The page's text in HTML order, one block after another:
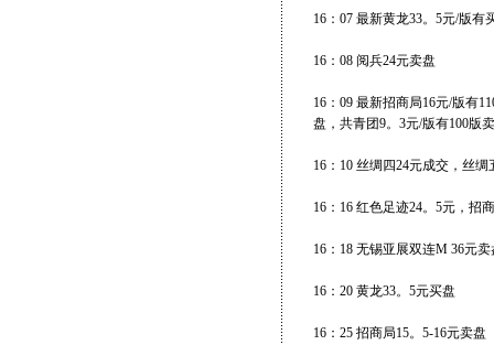
16：07 最新黄龙33。5元/版有
16：08 阅兵24元卖盘
16：09 最新招商局16元/版有
盘，共青团9。3元/版有100版
16：10 丝绸四24元成交，丝
16：16 红色足迹24。5元，招
16：18 无锡亚展双连M 36元卖
16：20 黄龙33。5元买盘
16：25 招商局15。5-16元卖盘